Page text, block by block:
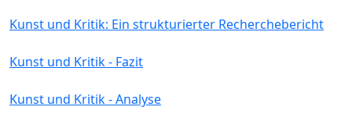
Kunst und Kritik: Ein strukturierter Recherchebericht
Kunst und Kritik - Fazit
Kunst und Kritik - Analyse